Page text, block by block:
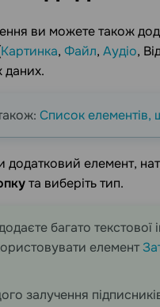
ви можете також
Картинка, Файл, Аудіо,
даних.
Список елементів,
елемент,
та виберіть тип.
багато текстової
елемент
залучення